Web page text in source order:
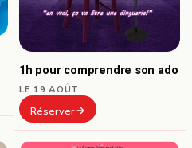
1h pour comprendre son ado
LE 19 AOÛT
Réserver